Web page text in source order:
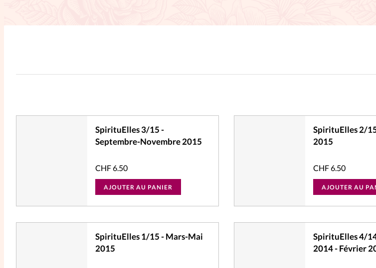
Chroniques
Dossiers
Edito
Lifestyle
Littérature
PersonnElles
RelationnElles
Shopping Spi
Si(x) simple de...
Vive la famille
SpirituElles 3/15 -
Septembre-Novembre 2015
CHF6.50
AJOUTER AU PANIER
SpirituElles 2/
2015
CHF6.50
AJOUTER AU
SpirituElles 1/15 - Mars-Mai
2015
SpirituElles 4/
2014 - Février